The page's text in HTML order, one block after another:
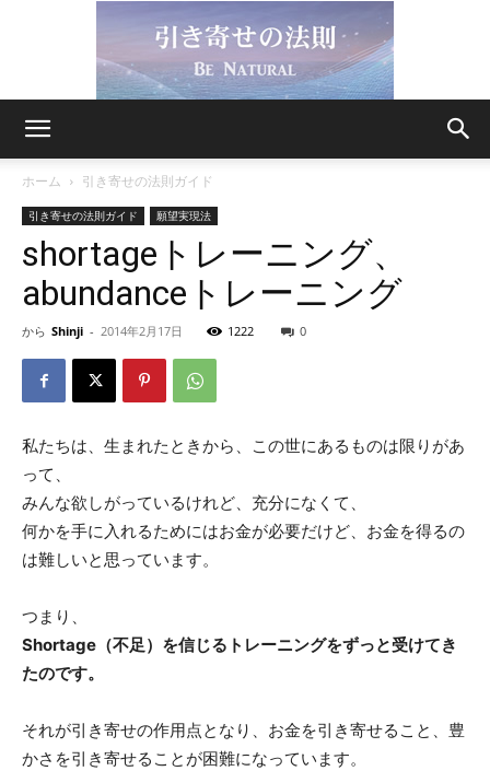
せ
の
法
則
ホーム 引き寄せの法則ガイド
引き寄せの法則ガイド 願望実現法
shortageトレーニング、
abundanceトレーニング
から Shinji - 2014年2月17日 1222 0
私たちは、生まれたときから、この世にあるものは限りがあ
って、
みんな欲しがっているけれど、充分になくて、
何かを手に入れるためにはお金が必要だけど、お金を得るの
は難しいと思っています。
つまり、
Shortage（不足）を信じるトレーニングをずっと受けてき
たのです。
それが引き寄せの作用点となり、お金を引き寄せること、豊
かさを引き寄せることが困難になっています。